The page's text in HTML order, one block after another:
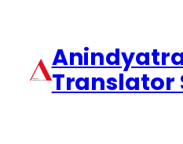
Translator